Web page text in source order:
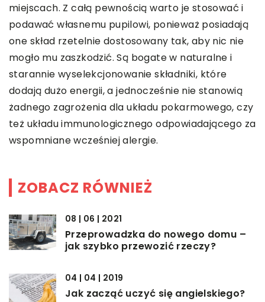
miejscach. Z całą pewnością warto je stosować i
podawać własnemu pupilowi, ponieważ posiadają
one skład rzetelnie dostosowany tak, aby nic nie
mogło mu zaszkodzić. Są bogate w naturalne i
starannie wyselekcjonowanie składniki, które
dodają dużo energii, a jednocześnie nie stanowią
żadnego zagrożenia dla układu pokarmowego, czy
też układu immunologicznego odpowiadającego za
wspomniane wcześniej alergie.
ZOBACZ RÓWNIEŻ
08 | 06 | 2021
Przeprowadzka do nowego domu –
jak szybko przewozić rzeczy?
04 | 04 | 2019
Jak zacząć uczyć się angielskiego?